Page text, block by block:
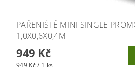
PAŘENIŠTĚ MINI SINGLE
1,0X0,6X0,4M
949 Kč
949 Kč / 1 ks